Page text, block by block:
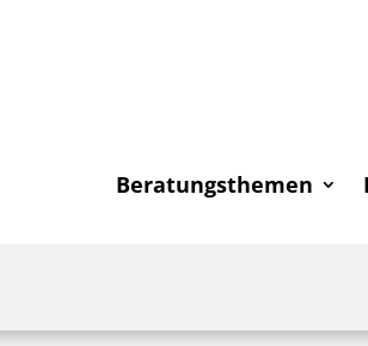
Beratungsthemen